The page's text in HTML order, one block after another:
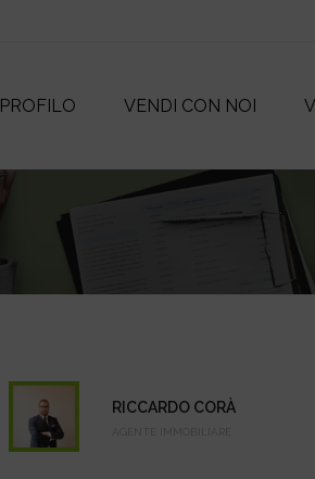
PROFILO VENDI CON NOI
RICCARDO CORÀ